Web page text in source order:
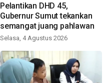
Pelantikan DHD 45,
Gubernur Sumut tekankan
semangat juang pahlawan
Selasa, 4 Agustus 2026